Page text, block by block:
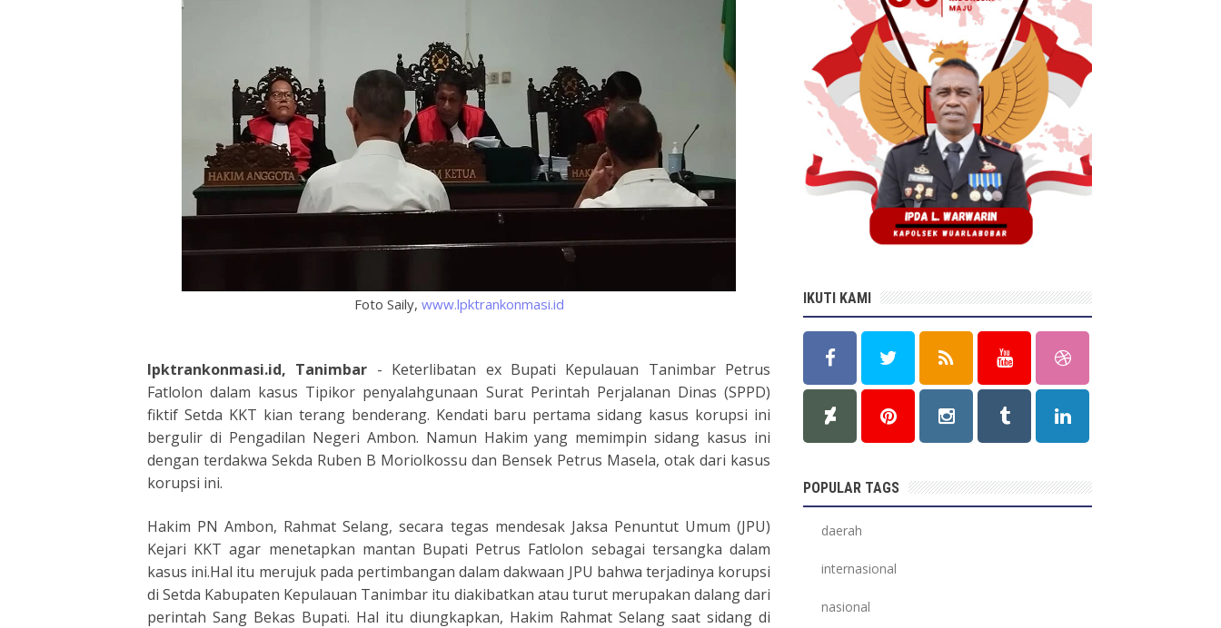
Foto Saily, www.lpktrankonmasi.id
lpktrankonmasi.id, Tanimbar - Keterlibatan ex Bupati Kepulauan Tanimbar Petrus
Fatlolon dalam kasus Tipikor penyalahgunaan Surat Perintah Perjalanan Dinas (SPPD)
fiktif Setda KKT kian terang benderang. Kendati baru pertama sidang kasus korupsi ini
bergulir di Pengadilan Negeri Ambon. Namun Hakim yang memimpin sidang kasus ini
dengan terdakwa Sekda Ruben B Moriolkossu dan Bensek Petrus Masela, otak dari kasus
korupsi ini.
Hakim PN Ambon, Rahmat Selang, secara tegas mendesak Jaksa Penuntut Umum (JPU)
Kejari KKT agar menetapkan mantan Bupati Petrus Fatlolon sebagai tersangka dalam
kasus ini.Hal itu merujuk pada pertimbangan dalam dakwaan JPU bahwa terjadinya korupsi
di Setda Kabupaten Kepulauan Tanimbar itu diakibatkan atau turut merupakan dalang dari
perintah Sang Bekas Bupati. Hal itu diungkapkan, Hakim Rahmat Selang saat sidang di
IKUTI KAMI
POPULAR TAGS
daerah
internasional
nasional